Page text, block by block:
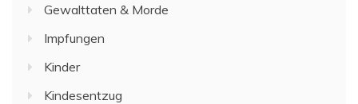
Gewalttaten & Morde
Impfungen
Kinder
Kindesentzug